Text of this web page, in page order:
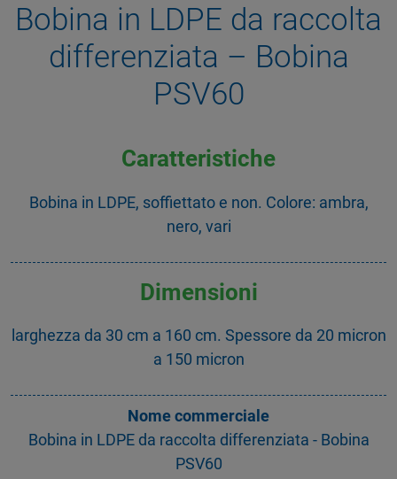
Bobina in LDPE da raccolta
differenziata – Bobina
PSV60
Caratteristiche
Bobina in LDPE, soffiettato e non. Colore: ambra,
nero, vari
Dimensioni
larghezza da 30 cm a 160 cm. Spessore da 20 micron
a 150 micron
Nome commerciale
Bobina in LDPE da raccolta differenziata - Bobina
PSV60